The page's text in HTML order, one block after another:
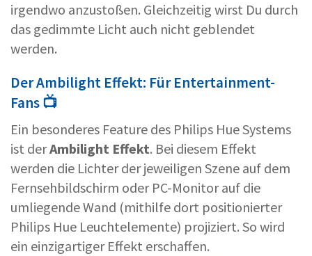
irgendwo anzustoßen. Gleichzeitig wirst Du durch
das gedimmte Licht auch nicht geblendet
werden.
Der Ambilight Effekt: Für Entertainment-
Fans 📺
Ein besonderes Feature des Philips Hue Systems
ist derAmbilight Effekt. Bei diesem Effekt
werden die Lichter der jeweiligen Szene auf dem
Fernsehbildschirm oder PC-Monitor auf die
umliegende Wand (mithilfe dort positionierter
Philips Hue Leuchtelemente) projiziert. So wird
ein einzigartiger Effekt erschaffen.